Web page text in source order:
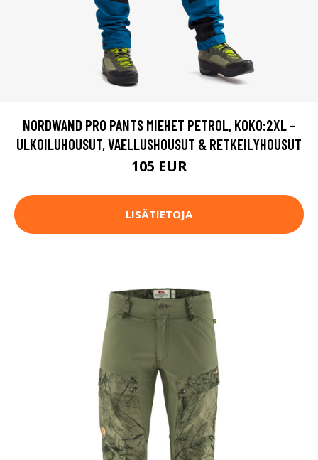
NORDWAND PRO PANTS MIEHET PETROL, KOKO:2XL -
ULKOILUHOUSUT, VAELLUSHOUSUT & RETKEILYHOUSUT
105 EUR
LISÄTIETOJA